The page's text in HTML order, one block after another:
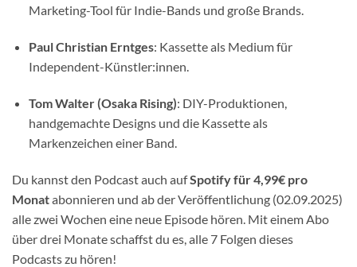
Marketing-Tool für Indie-Bands und große Brands.
Paul Christian Erntges: Kassette als Medium für
Independent-Künstler:innen.
Tom Walter (Osaka Rising): DIY-Produktionen,
handgemachte Designs und die Kassette als
Markenzeichen einer Band.
Du kannst den Podcast auch aufSpotify für 4,99€ pro
Monatabonnieren und ab der Veröffentlichung (02.09.2025)
alle zwei Wochen eine neue Episode hören. Mit einem Abo
über drei Monate schaffst du es, alle 7 Folgen dieses
Podcasts zu hören!